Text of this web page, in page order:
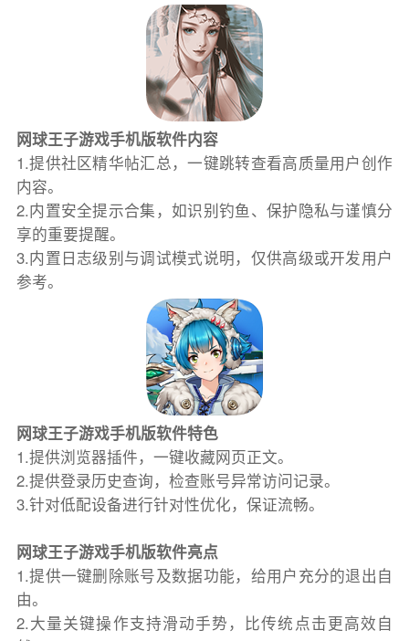
网球王子游戏手机版软件内容
1.提供社区精华帖汇总，一键跳转查看高质量用户创作
内容。
2.内置安全提示合集，如识别钓鱼、保护隐私与谨慎分
享的重要提醒。
3.内置日志级别与调试模式说明，仅供高级或开发用户
参考。
网球王子游戏手机版软件特色
1.提供浏览器插件，一键收藏网页正文。
2.提供登录历史查询，检查账号异常访问记录。
3.针对低配设备进行针对性优化，保证流畅。
网球王子游戏手机版软件亮点
1.提供一键删除账号及数据功能，给用户充分的退出自
由。
2.大量关键操作支持滑动手势，比传统点击更高效自